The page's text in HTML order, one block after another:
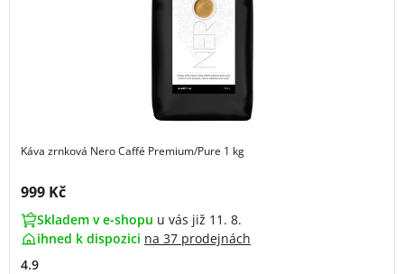
Káva zrnková Nero Caffé Premium/Pure 1 kg
Cena s DPH:
999 Kč
Skladem v e-shopu u vás již 11. 8.
ihned k dispozici na 37 prodejnách
4.9